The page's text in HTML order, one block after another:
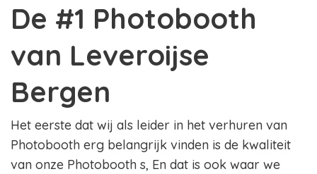
De #1 Photobooth
van Leveroijse
Bergen
Het eerste dat wij als leider in het verhuren van
Photobooth erg belangrijk vinden is de kwaliteit
van onze Photobooth s, En dat is ook waar we